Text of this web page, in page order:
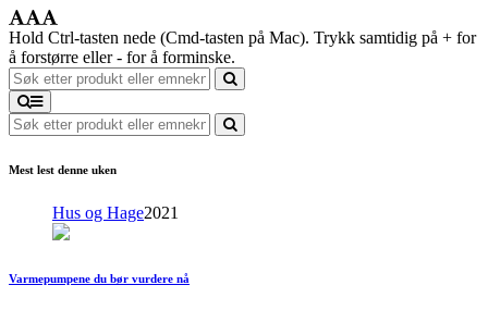
Hold Ctrl-tasten nede (Cmd-tasten på Mac). Trykk samtidig på + for
å forstørre eller - for å forminske.
Mest lest denne uken
Hus og Hage2021
Varmepumpene du bør vurdere nå